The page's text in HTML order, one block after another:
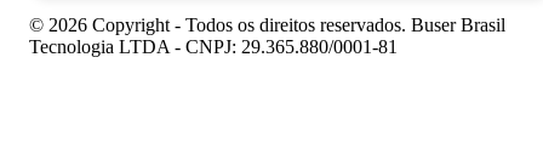
© 2026 Copyright - Todos os direitos reservados. Buser Brasil
Tecnologia LTDA - CNPJ: 29.365.880/0001-81